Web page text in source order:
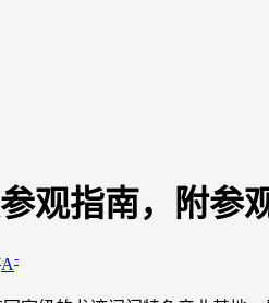
观指南，附参
A-